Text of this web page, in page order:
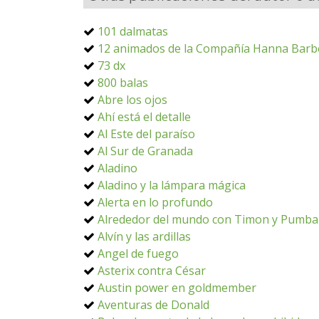
101 dalmatas
12 animados de la Compañía Hanna
73 dx
800 balas
Abre los ojos
Ahí está el detalle
Al Este del paraíso
Al Sur de Granada
Aladino
Aladino y la lámpara mágica
Alerta en lo profundo
Alrededor del mundo con Timon y Pumba
Alvín y las ardillas
Angel de fuego
Asterix contra César
Austin power en goldmember
Aventuras de Donald